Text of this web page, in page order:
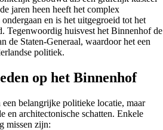
jaren heen heeft het complex
en is het uitgegroeid tot het
Tegenwoordig huisvest het Binnenhof de
de Staten-Generaal, waardoor het een
politiek.
op het Binnenhof
belangrijke politieke locatie, maar
en architectonische schatten. Enkele
missen zijn: